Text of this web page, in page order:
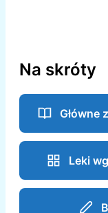
Na skróty
Główne
Leki